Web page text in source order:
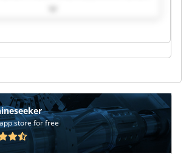
Maschinen GmbH Frank Pelka
Frank Pelka Maschinen GmbH
GmbH Frank Pelka
GmbH Frank Pelka
Frank Pelka Maschinen GmbH
GmbH Frank Pelka
Frank Pelka Maschinen GmbH
GmbH Frank Pelka
store for free